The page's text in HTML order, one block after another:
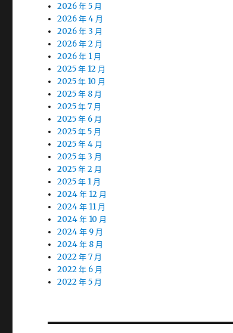
2026 年 5 月
2026 年 4 月
2026 年 3 月
2026 年 2 月
2026 年 1 月
2025 年 12 月
2025 年 10 月
2025 年 8 月
2025 年 7 月
2025 年 6 月
2025 年 5 月
2025 年 4 月
2025 年 3 月
2025 年 2 月
2025 年 1 月
2024 年 12 月
2024 年 11 月
2024 年 10 月
2024 年 9 月
2024 年 8 月
2022 年 7 月
2022 年 6 月
2022 年 5 月